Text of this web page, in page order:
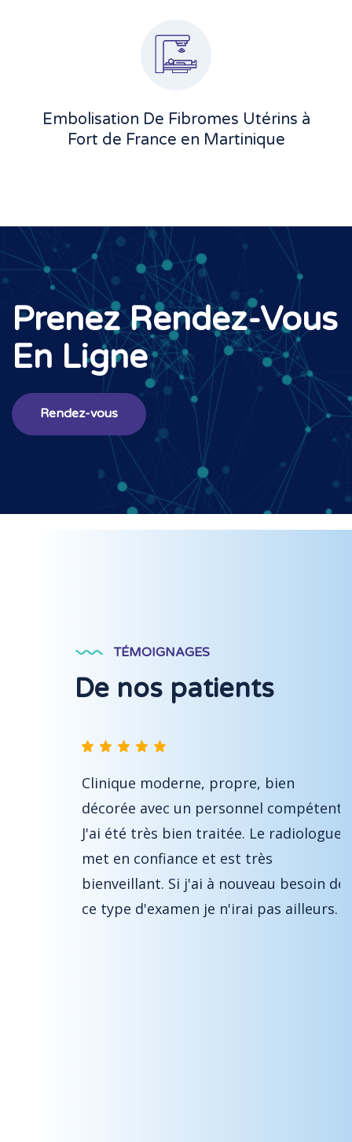
Embolisation De Fibromes Utérins à
Fort de France en Martinique
Prenez Rendez-Vous
En Ligne
Rendez-vous
TÉMOIGNAGES
De nos patients
Clinique moderne, propre, bien
décorée avec un personnel compétent.
J'ai été très bien traitée. Le radiologue
met en confiance et est très
bienveillant. Si j'ai à nouveau besoin de
ce type d'examen je n'irai pas ailleurs.